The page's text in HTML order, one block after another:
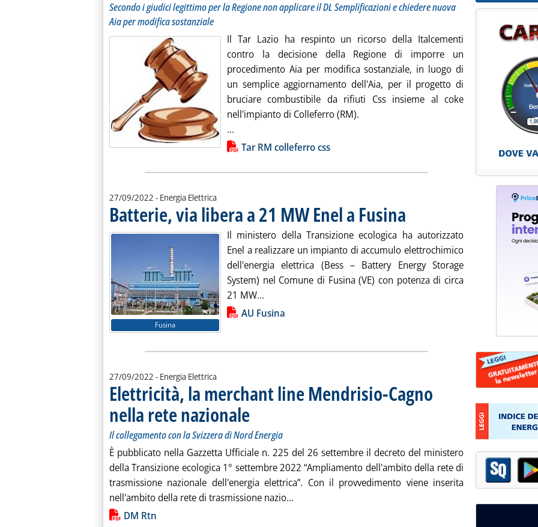
Secondo i giudici legittimo per la Regione non applicare il DL Semplificazioni e chiedere nuova
Aia per modifica sostanziale
Il Tar Lazio ha respinto un ricorso della Italcementi
contro la decisione della Regione di imporre un
procedimento Aia per modifica sostanziale, in luogo di
un semplice aggiornamento dell'Aia, per il progetto di
bruciare combustibile da rifiuti Css insieme al coke
nell'impianto di Colleferro (RM).
...
Lista allegati PDF alla notiziaTar RM colleferro css
27/09/2022 - Energia Elettrica
Batterie, via libera a 21 MW Enel a Fusina
Fusina
Il ministero della Transizione ecologica ha autorizzato
Enel a realizzare un impianto di accumulo elettrochimico
dell'energia elettrica (Bess – Battery Energy Storage
System) nel Comune di Fusina (VE) con potenza di circa
21 MW... Leggi tutta la notizia: 'Batterie, via libera a 21 MW Enel a
Lista allegati PDF alla notizia
AU Fusina
27/09/2022 - Energia Elettrica
Elettricità, la merchant line Mendrisio-Cagno
nella rete nazionale . Sottotitolo: Il collegamento con la Svizzera di Nord Energia
Il collegamento con la Svizzera di Nord Energia
È pubblicato nella Gazzetta Ufficiale n. 225 del 26 settembre il decreto del ministero
della Transizione ecologica 1° settembre 2022 “Ampliamento dell'ambito della rete di
trasmissione nazionale dell'energia elettrica”. Con il provvedimento viene inserita
nell'ambito della rete di trasmissione nazio...
Lista allegati PDF alla notizia
DM Rtn